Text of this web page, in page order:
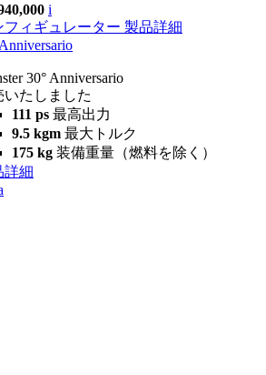
i
フィギュレーター 製品詳細
30° Anniversario
いたしました
111 ps 最高出力
9.5 kgm 最大トルク
175 kg 装備重量（燃料を除く）
詳細